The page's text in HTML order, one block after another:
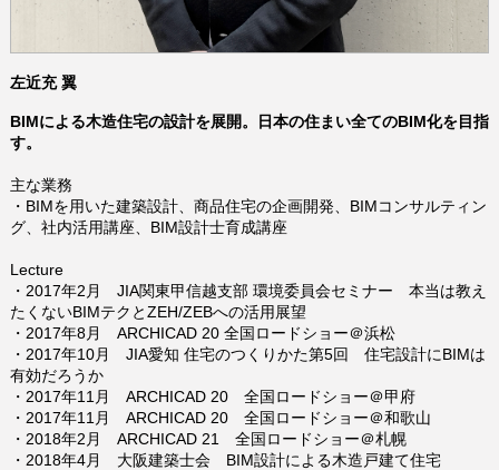
左近充 翼
BIMによる木造住宅の設計を展開。
日本の住まい全てのBIM化を目指
す。
主な業務
・BIMを用いた建築設計、商品住宅の企画開発、BIMコンサルティン
グ、社内活用講座、BIM設計士育成講座
Lecture
・2017年2月 JIA関東甲信越支部 環境委員会セミナー 本当は教え
たくないBIMテクとZEH/ZEBへの活用展望
・2017年8月 ARCHICAD 20 全国ロードショー＠浜松
・2017年10月 JIA愛知 住宅のつくりかた第5回 住宅設計にBIMは
有効だろうか
・2017年11月 ARCHICAD 20 全国ロードショー＠甲府
・2017年11月 ARCHICAD 20 全国ロードショー＠和歌山
・2018年2月 ARCHICAD 21 全国ロードショー＠札幌
・2018年4月 大阪建築士会 BIM設計による木造戸建て住宅